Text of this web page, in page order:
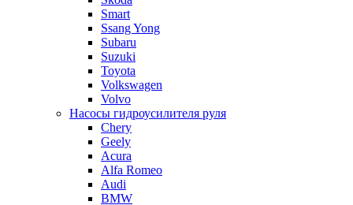
Smart
Ssang Yong
Subaru
Suzuki
Toyota
Volkswagen
Volvo
Насосы гидроусилителя руля
Chery
Geely
Acura
Alfa Romeo
Audi
BMW